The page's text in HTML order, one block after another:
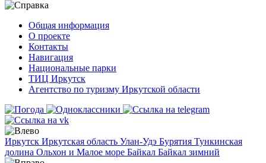
Общая информация
О проекте
Контакты
Навигация
Национальные парки
ТИЦ Иркутск
Агентство по туризму Иркутской области
Иркутск Иркутская область Улан-Удэ Бурятия Тункинская
долина Ольхон и Малое море Байкал Байкал зимний